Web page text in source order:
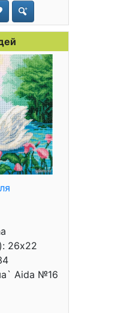
26x22
Aida №16